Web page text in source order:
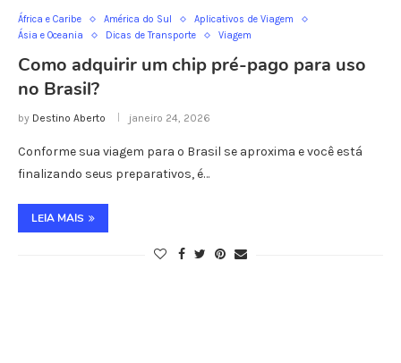
África e Caribe América do Sul
Aplicativos de Viagem
Ásia e Oceania
Dicas de Transporte Viagem
Como adquirir um chip pré-pago para uso
no Brasil?
by Destino Aberto janeiro 24, 2026
Conforme sua viagem para o Brasil se aproxima e você está
finalizando seus preparativos, é…
LEIA MAIS